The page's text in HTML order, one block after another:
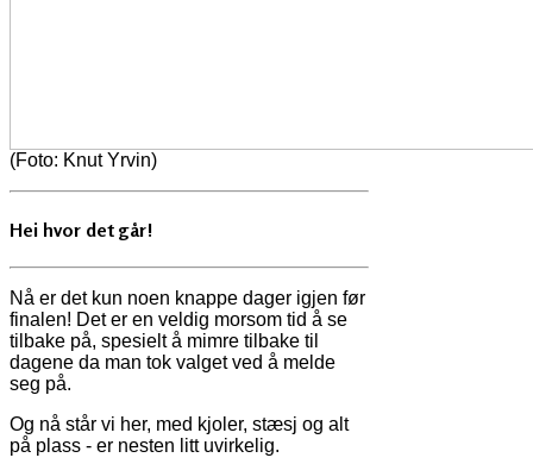
(Foto: Knut Yrvin)
Hei hvor det går!
Nå er det kun noen knappe dager igjen før
finalen! Det er en veldig morsom tid å se
tilbake på, spesielt å mimre tilbake til
dagene da man tok valget ved å melde
seg på.
Og nå står vi her, med kjoler, stæsj og alt
på plass - er nesten litt uvirkelig.